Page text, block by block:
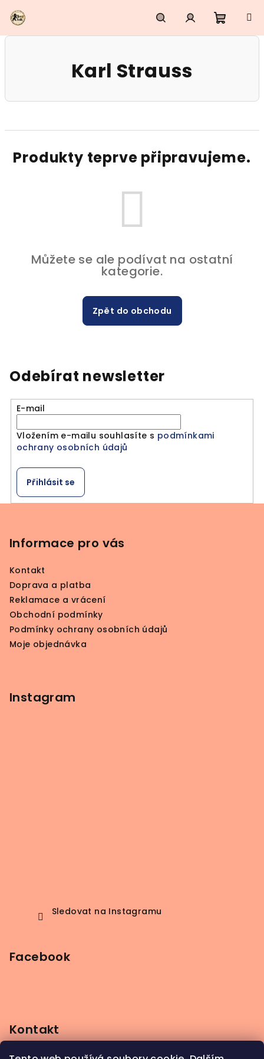
na
obsah
HledatPřihlášení
Karl Strauss
Produkty teprve připravujeme.
Můžete se ale podívat na ostatní
kategorie.
Zpět do obchodu
Odebírat newsletter
E-mail
Vložením e-mailu souhlasíte s podmínkami
ochrany osobních údajů
Přihlásit se
Informace pro vás
Kontakt
Doprava a platba
Reklamace a vrácení
Obchodní podmínky
Podmínky ochrany osobních údajů
Moje objednávka
Instagram
Sledovat na Instagramu
Facebook
Kontakt